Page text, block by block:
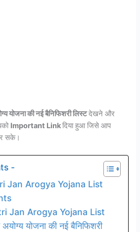
योजना की नई बैनिफिशरी लिस्टदेखने और
Important Linkदिया हुआ जिसे आप
सके।
-
Jan Arogya Yojana List
Jan Arogya Yojana List
योजना की नई बैनिफिशरी